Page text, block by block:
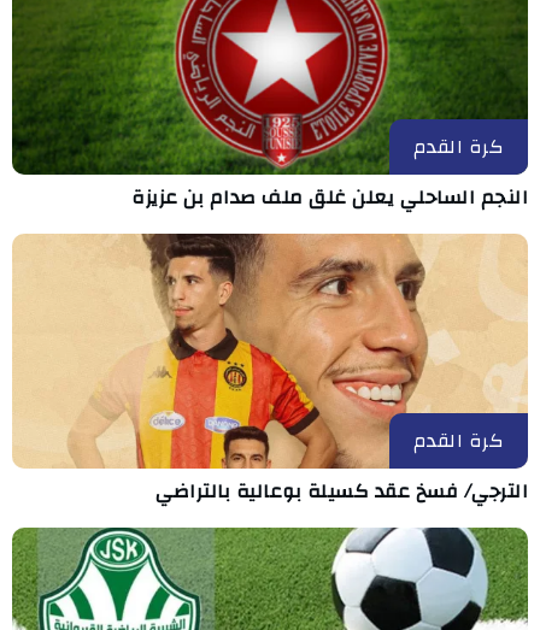
كرة القدم
النجم الساحلي يعلن غلق ملف صدام بن عزيزة
كرة القدم
الترجي/ فسخ عقد كسيلة بوعالية بالتراضي